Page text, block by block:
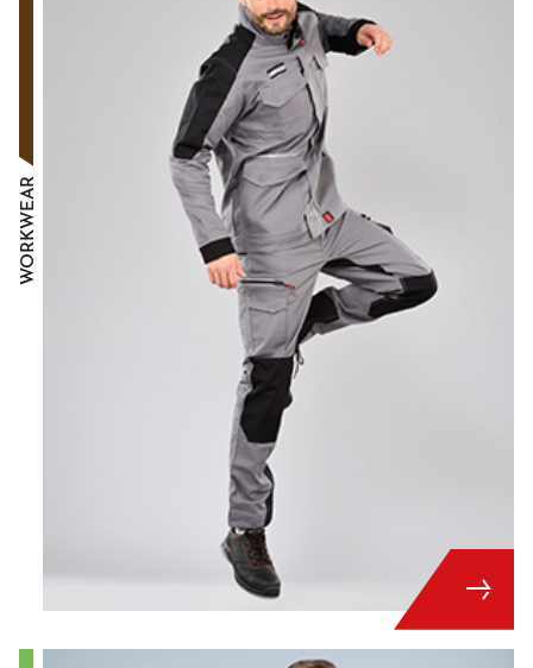
WORKWEAR